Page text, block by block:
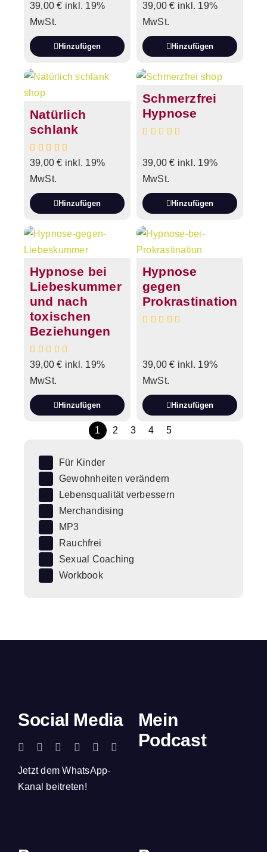
39,00€ inkl. 19%
MwSt.
Hinzufügen
39,00€ inkl. 19%
MwSt.
Hinzufügen
Natürlich
schlank
39,00€ inkl. 19%
MwSt.
Hinzufügen
Schmerzfrei
Hypnose
39,00€ inkl. 19%
MwSt.
Hinzufügen
Hypnose bei
Liebeskummer
und nach
toxischen
Beziehungen
39,00€ inkl. 19%
MwSt.
Hinzufügen
Hypnose
gegen
Prokrastination
39,00€ inkl. 19%
MwSt.
Hinzufügen
1 2 3 4 5
Für Kinder
Gewohnheiten verändern
Lebensqualität verbessern
Merchandising
MP3
Rauchfrei
Sexual Coaching
Workbook
Social Media
Jetzt dem WhatsApp-
Kanal beitreten!
Mein
Podcast